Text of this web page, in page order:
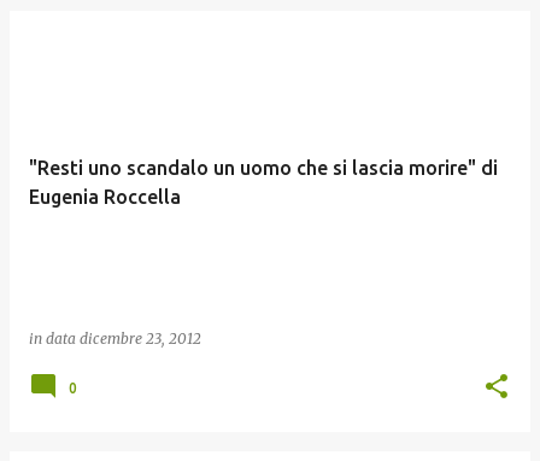
"Resti uno scandalo un uomo che si lascia morire" di
Eugenia Roccella
in data dicembre 23, 2012
0